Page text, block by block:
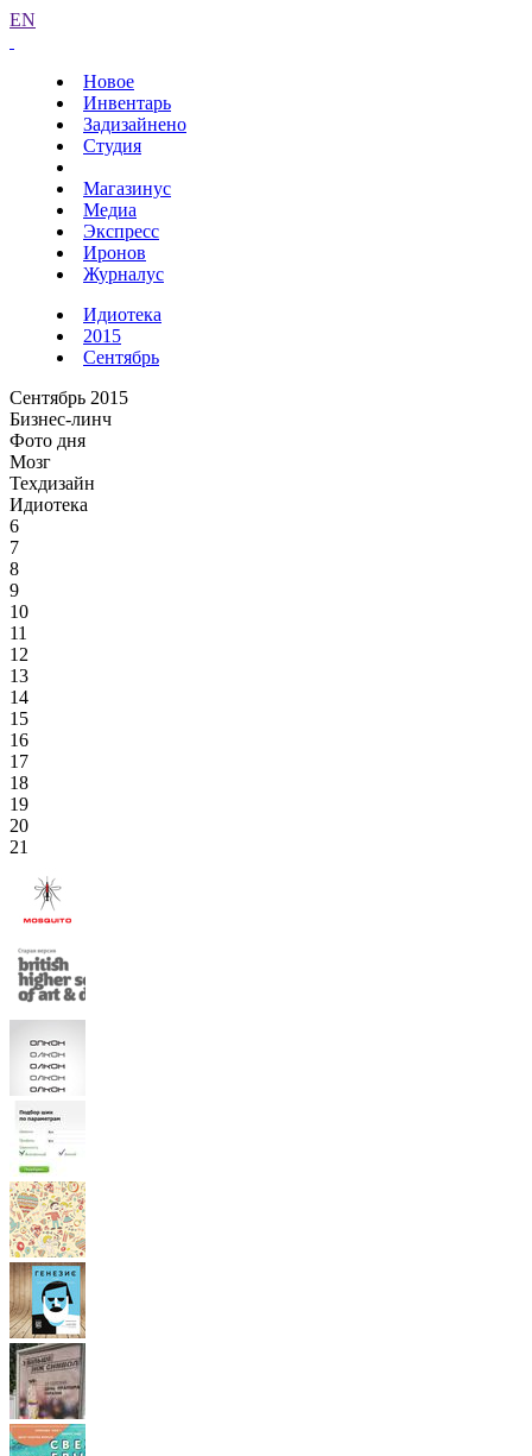
EN
Новое
Инвентарь
Задизайнено
Студия
Магазинус
Медиа
Экспресс
Иронов
Журналус
Идиотека
2015
Сентябрь
Сентябрь 2015
Бизнес-линч
Фото дня
Мозг
Техдизайн
Идиотека
6
7
8
9
10
11
12
13
14
15
16
17
18
19
20
21